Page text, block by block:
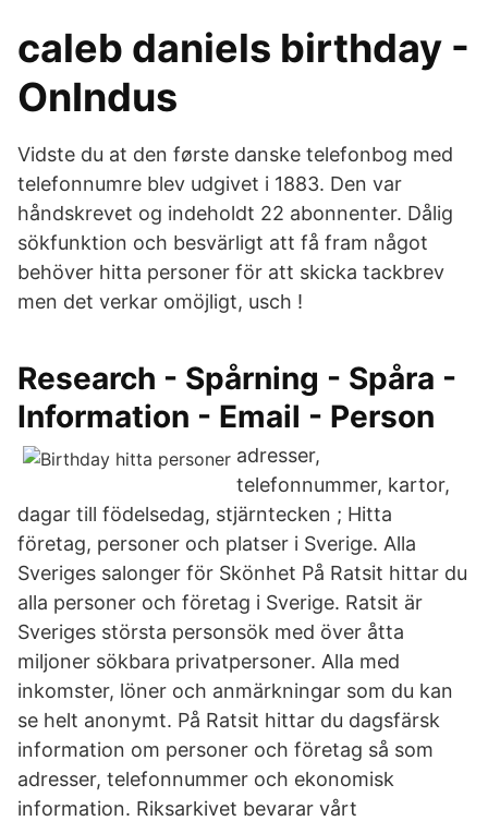
caleb daniels birthday -
OnIndus
Vidste du at den første danske telefonbog med
telefonnumre blev udgivet i 1883. Den var
håndskrevet og indeholdt 22 abonnenter. Dålig
sökfunktion och besvärligt att få fram något
behöver hitta personer för att skicka tackbrev
men det verkar omöjligt, usch !
Research - Spårning - Spåra -
Information - Email - Person
adresser,
telefonnummer, kartor,
dagar till födelsedag, stjärntecken ; Hitta
företag, personer och platser i Sverige. Alla
Sveriges salonger för Skönhet På Ratsit hittar du
alla personer och företag i Sverige. Ratsit är
Sveriges största personsök med över åtta
miljoner sökbara privatpersoner. Alla med
inkomster, löner och anmärkningar som du kan
se helt anonymt. På Ratsit hittar du dagsfärsk
information om personer och företag så som
adresser, telefonnummer och ekonomisk
information. Riksarkivet bevarar vårt